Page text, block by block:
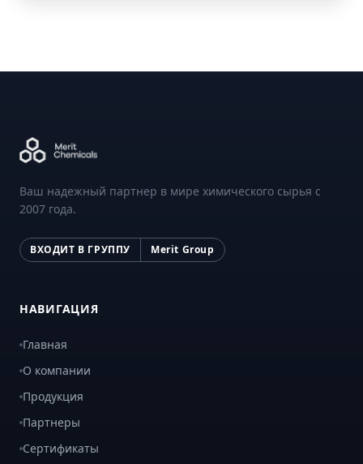
Ваш надежный партнер в мире химического сырья с
2007 года.
ВХОДИТ В ГРУППУ Merit Group
НАВИГАЦИЯ
Главная
О компании
Продукция
Партнеры
Сертификаты